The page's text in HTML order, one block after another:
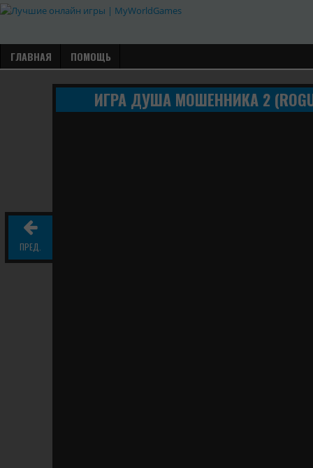
ГЛАВНАЯ ПОМОЩЬ
ИГРА ДУША МОШЕННИКА 2
ПРЕД.